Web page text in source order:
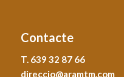
Contacte
T. 639 32 87 66
direccio@aramtm.com